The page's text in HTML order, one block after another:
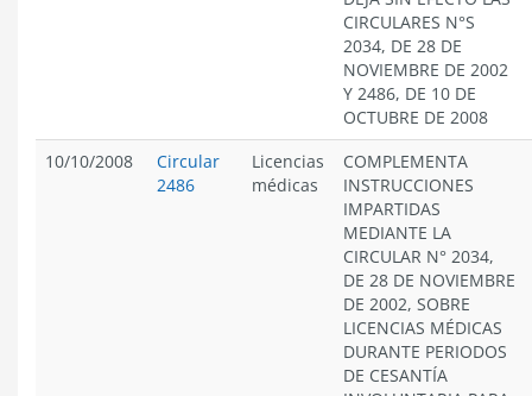
CIRCULARES N°S
2034, DE 28 DE
NOVIEMBRE DE 2002
Y 2486, DE 10 DE
OCTUBRE DE 2008
10/10/2008
Circular
2486
Licencias
médicas
COMPLEMENTA
INSTRUCCIONES
IMPARTIDAS
MEDIANTE LA
CIRCULAR N° 2034,
DE 28 DE NOVIEMBRE
DE 2002, SOBRE
LICENCIAS MÉDICAS
DURANTE PERIODOS
DE CESANTÍA